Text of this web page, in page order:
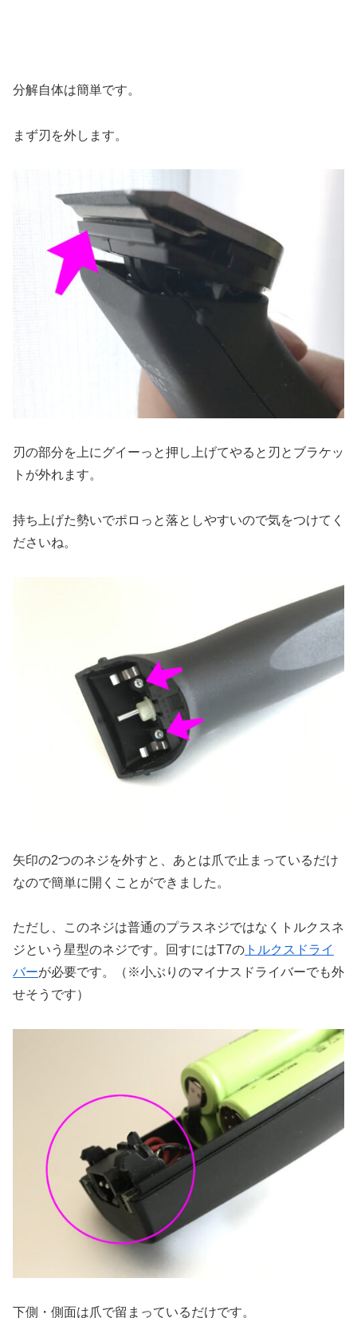
分解自体は簡単です。
まず刃を外します。
刃の部分を上にグイーっと押し上げてやると刃とブラケッ
トが外れます。
持ち上げた勢いでポロっと落としやすいので気をつけてく
ださいね。
矢印の2つのネジを外すと、あとは爪で止まっているだけ
なので簡単に開くことができました。
ただし、このネジは普通のプラスネジではなくトルクスネ
ジという星型のネジです。回すにはT7の トルクスドライ
バーが必要です。（※小ぶりのマイナスドライバーでも外
せそうです）
下側・側面は爪で留まっているだけです。